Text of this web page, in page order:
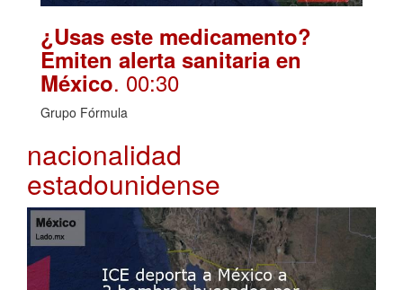
¿Usas este medicamento?
Emiten alerta sanitaria en
México. 00:30
Grupo Fórmula
nacionalidad
estadounidense